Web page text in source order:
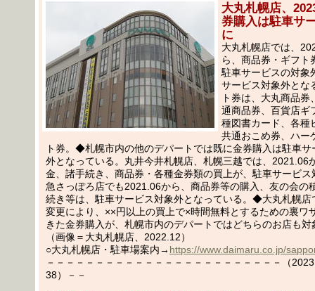
大丸札幌店、
券購入は駐車サ
に
大丸札幌店では、
ら、商品券・ギフト
駐車サービスの対象
サービス対象外とな
ト券は、大丸商品券
通商品券、百貨店ギ
種図書カード、各種
共通おこめ券、ハー
ト券。◆札幌市内の他のデパートでは既に金券購入は駐車サ
外となっている。丸井今井札幌店、札幌三越では、2021.06
金、諸手続き、商品券・各種金券類の買上が、駐車サービス
急さっぽろ店でも2021.06から、商品券等の購入、友の会の
続き等は、駐車サービス対象外となっている。◆大丸札幌店
変更により、××円以上の買上で×時間無料とするための裏ワ
きた金券購入が、札幌市内のデパートではどちらのお店も対
（画像＝大丸札幌店、2022.12）
○大丸札幌店・駐車場案内→ https://www.daimaru.co.jp/
－－－－－－－－－－－－－－－－－－－－－－－－（
38）－－